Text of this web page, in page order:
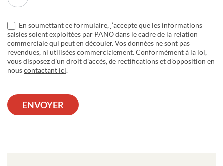
En soumettant ce formulaire, j’accepte que les informations
saisies soient exploitées par PANO dans le cadre de la relation
commerciale qui peut en découler. Vos données ne sont pas
revendues, ni utilisées commercialement. Conformément à la loi,
vous disposez d’un droit d’accès, de rectifications et d’opposition en
nouscontactant ici.
ENVOYER